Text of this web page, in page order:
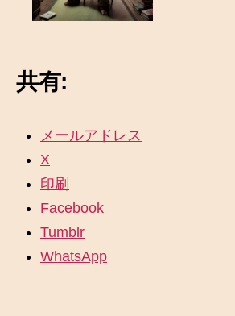
共有:
メールアドレス
X
印刷
Facebook
Tumblr
WhatsApp